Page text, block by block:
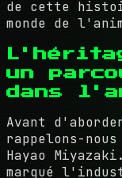
de cette
monde de
un
dans
Avant
rappelons-
Hayao
marqué